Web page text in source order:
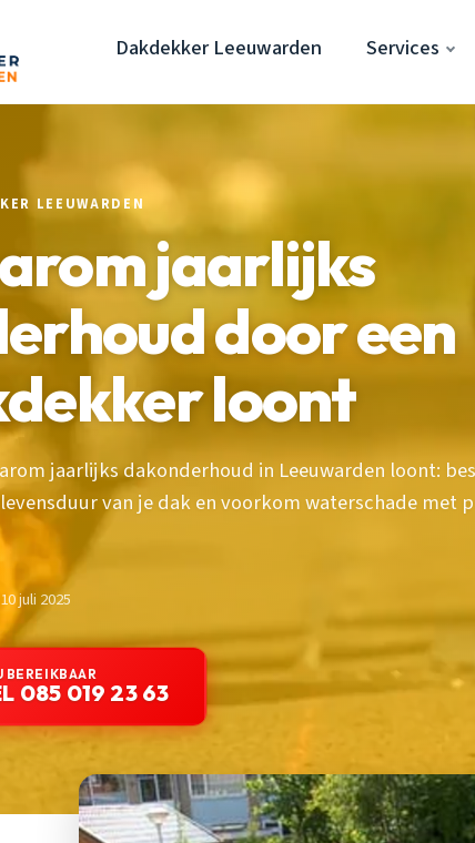
Dakdekker Leeuwarden Services
LEEUWARDEN
jaarlijks
door een
loont
jaarlijks dakonderhoud in Leeuwarden loont:
van je dak en voorkom waterschade met
10 juli 2025
BEREIKBAAR
085 019 23 63